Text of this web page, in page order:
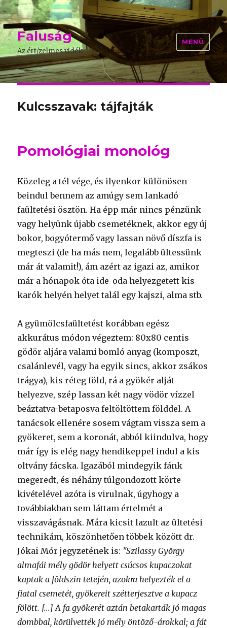
Faluság
Az ért/zelmes vidék
MENÜ
Kulcsszavak: tájfajták
Pomológiai monológ
Közeleg a tél vége, és ilyenkor különösen
beindul bennem az amúgy sem lankadó
faültetési ösztön. Ha épp már nincs pénzünk
vagy helyünk újabb csemetéknek, akkor egy új
bokor, bogyótermő vagy lassan növő díszfa is
megteszi (de ha más nem, legalább ültessünk
már át valamit!), ám azért az igazi az, amikor
már a hónapok óta ide-oda helyezgetett kis
karók helyén helyet talál egy kajszi, alma stb.
A gyümölcsfaültetést korábban egész
akkurátus módon végeztem: 80x80 centis
gödör aljára valami bomló anyag (komposzt,
csalánlevél, vagy ha egyik sincs, akkor zsákos
trágya), kis réteg föld, rá a gyökér alját
helyezve, szép lassan két nagy vödör vízzel
beáztatva-betaposva feltöltöttem földdel. A
tanácsok ellenére sosem vágtam vissza sem a
gyökeret, sem a koronát, abból kiindulva, hogy
már így is elég nagy hendikeppel indul a kis
oltvány fácska. Igazából mindegyik fánk
megeredt, és néhány túlgondozott körte
kivételével azóta is virulnak, úgyhogy a
továbbiakban sem láttam értelmét a
visszavágásnak. Mára kicsit lazult az ültetési
technikám, köszönhetően többek között dr.
Jókai Mór jegyzetének is: "Szilassy György
almafái mély gödör helyett csúcsos kupaczokat
kaptak a földszin tetején, azokra helyezték el a
fiatal csemetét, gyökereit szétterjesztve a kupacz
fölött. [...] A fa gyökerét aztán betakarták jó magas
dombbal, körülvették jó mély öntöző-árokkal; a fát